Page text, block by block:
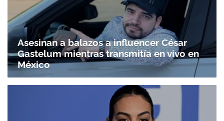
Asesinan a balazos a influencer César
Gastelum mientras transmitía en vivo en
México